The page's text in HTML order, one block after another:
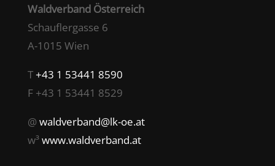
Waldverband Österreich
Schauflergasse 6
A-1015 Wien
T+43 1 53441 8590
F +43 1 53441 8529
@ waldverband@lk-oe.at
w³www.waldverband.at